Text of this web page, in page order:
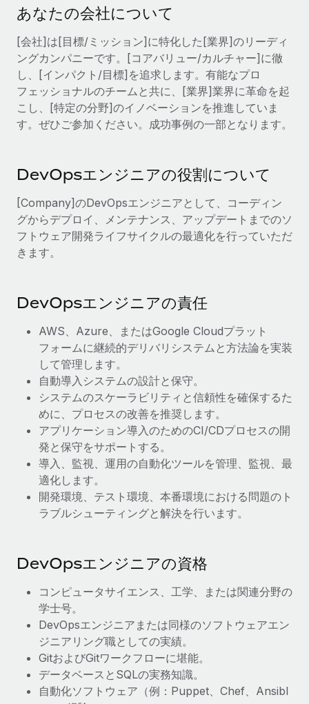
基本的なビジネスツールを活用して業務プロセスを効率化す
る
サービス
専門家に相談
バックグラウンドチェック
候補者の選考プロセスをシンプルに
Compliance Watchtower
コンプライアンスリスクを先回りして対応
法令順守した法人をスピーディに設立
移住・転勤
従業員の異動をスムーズに
福利厚生
従業員の福利厚生を簡単に管理
パートナーに登録
グローバルな人事機能を柔軟に自社プラットフォームへ統合
パートナーとして登録
当社とのパートナーシップの可能性を検討する
Remote Build
近日リリース予定
活用事例
イベント
ニュースルーム
給与・人材情報
サポートを依頼する
すべてのリソースを表示する
ブログ
EORおよびPEO
税務
ブログを読む
ブログ
Remoteの製品アップデート：GustoとXeroの統合お
よびContractor Management Plus（契約社員管理
プラス）
Remoteの使命は、世界のどこにいても、あらゆる規模の企業が
スしました。...
詳細を見る
給与詐欺：種類、事例、ビジネスを守る方法
給与, 賃金は詐欺の特に魅力的な標的です。多額の資金がシステ
ム間で頻繁に移動しているためです。このため、自社のビジネス
を保護することは極めて重要です。...
한국어
中文（简体）
あなたの会社について
[会社]は[目標/ミッション]に特化した[業界]のリーディ
ングカンパニーです。[コアバリュー/カルチャー]に徹
し、[インパクト/目標]を追求します。有能なプロ
フェッショナルのチームと共に、[業界]業界に革命を起
こし、[特定の分野]のイノベーションを推進していま
す。ぜひご参加ください。成功事例の一部となります。
DevOpsエンジニアの役割について
[Company]のDevOpsエンジニアとして、コーディン
グからデプロイ、メンテナンス、アップデートまでのソ
フトウェア開発ライフサイクルの最適化を行っていただ
きます。
DevOpsエンジニアの責任
AWS、Azure、またはGoogle Cloudプラット
フォームに継続的デリバリシステムと方法論を実装
して管理します。
自動導入システムの設計と保守。
システムのスケーラビリティと信頼性を確保するた
めに、プロセスの改善を推奨します。
アプリケーション導入のためのCI/CDプロセスの開
発と保守をサポートする。
導入、監視、運用の自動化ツールを管理、監視、最
適化します。
開発環境、テスト環境、本番環境における問題のト
ラブルシューティングと解決を行います。
DevOpsエンジニアの資格
コンピュータサイエンス、工学、または関連分野の
学士号。
DevOpsエンジニアまたは同様のソフトウェアエン
ジニアリング職としての実績。
GitおよびGitワークフローに堪能。
データベースとSQLの実務知識。
自動化ソフトウェア（例：Puppet、Chef、Ansibl